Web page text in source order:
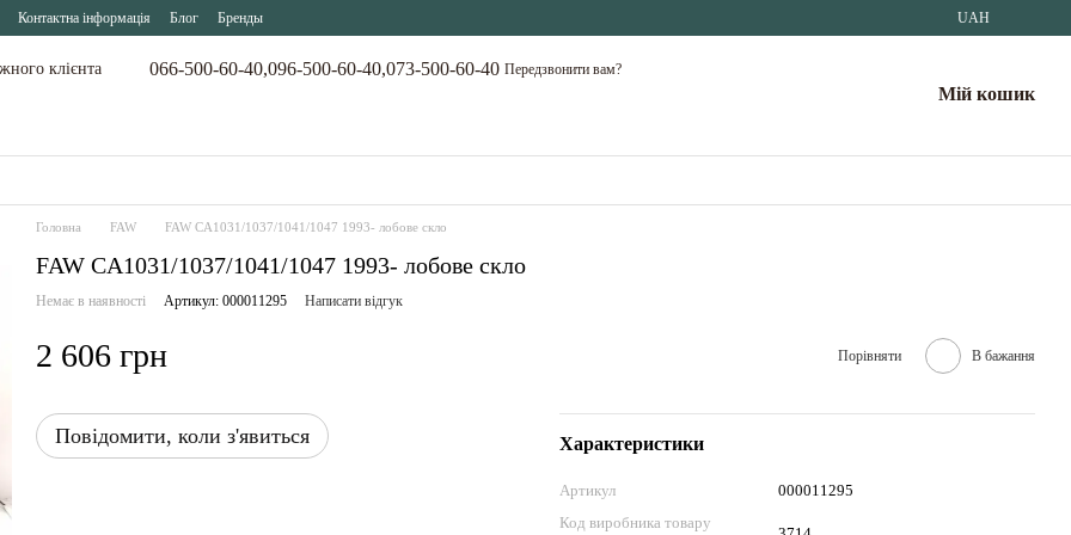
Контактна інформація Блог Бренды UAH
клієнта 066-500-60-40,096-500-60-40,073-500-60-40 Передзвонити вам?
Мій кошик
Головна FAW FAW CA1031/1037/1041/1047 1993- лобове скло
FAW CA1031/1037/1041/1047 1993- лобове скло
Немає в наявності Артикул: 000011295 Написати відгук
2 606 грн Порівняти В бажання
Повідомити, коли з'явиться Характеристики
Артикул
000011295
Код виробника товару